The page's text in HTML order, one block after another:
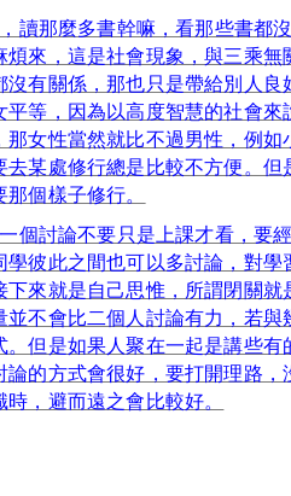
讀那麼多書幹嘛，看那些書都
煩來，這是社會現象，與三乘
沒有關係，那也只是帶給別人
等，因為以高度智慧的社會
那女性當然就比不過男性，例
去某處修行總是比較不方便。
個樣子修行。
個討論不要只是上課才看，要
學彼此之間也可以多討論，對
來就是自己思惟，所謂閉關
並不會比二個人討論有力，若
但是如果人聚在一起是講些有
論的方式會很好，要打開理路
，避而遠之會比較好。